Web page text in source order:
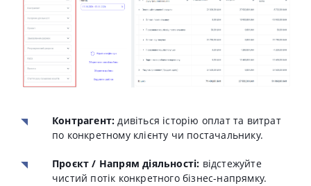
Контрагент: дивіться історію оплат та витрат
по конкретному клієнту чи постачальнику.
Проєкт / Напрям діяльності: відстежуйте
чистий потік конкретного бізнес-напрямку.